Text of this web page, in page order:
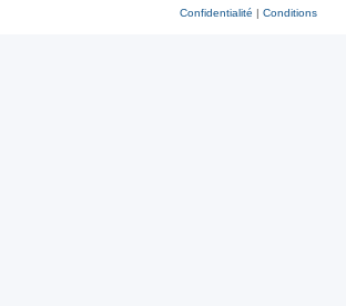
Confidentialité | Conditions